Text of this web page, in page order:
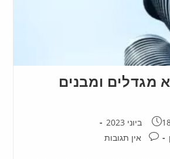
מגדלים ומבנים
2023
אין תגובות